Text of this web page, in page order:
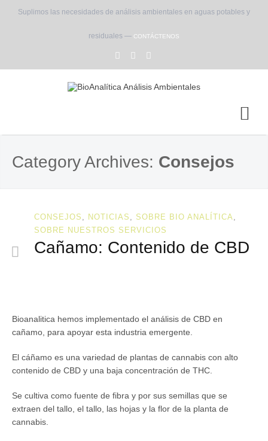
Suplimos las necesidades de análisis ambientales en aguas potables y
residuales — CONTÁCTENOS
Category Archives: Consejos
CONSEJOS NOTICIAS SOBRE BIO ANALÍTICA
SOBRE NUESTROS SERVICIOS
Cañamo: Contenido de CBD
Bioanalitica hemos implementado el análisis de CBD en
cañamo, para apoyar esta industria emergente.
El cáñamo es una variedad de plantas de cannabis con alto
contenido de CBD y una baja concentración de THC.
Se cultiva como fuente de fibra y por sus semillas que se
extraen del tallo, el tallo, las hojas y la flor de la planta de
cannabis.